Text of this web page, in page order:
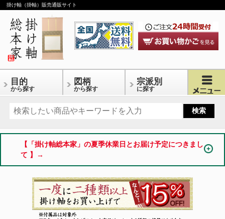
掛け軸（掛軸）販売通販サイト
目的
から探す
図柄
から探す
宗派別
に探す
【「掛け軸総本家」の夏季休業日とお届け予定につきまし
て 】→